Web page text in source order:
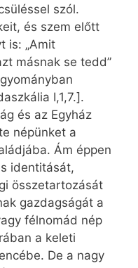
szól.
és szem előtt
is: „Amit
másnak se tedd”
I,1,7.].
és az Egyház
népünket a
Ám éppen
identitását,
összetartozását
gazdagságát a
félnomád nép
a keleti
De a nagy